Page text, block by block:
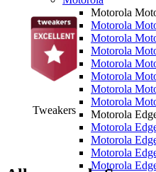
Motorola
Motorola
Motorola
Motorola
Motorola
Motorola
Motorola
Motorola
Motorola
Motorola
Motorola
Motorola
Motorola
Tweakers